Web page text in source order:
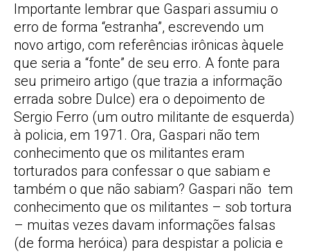
Importante lembrar que Gaspari assumiu o
erro de forma “estranha”, escrevendo um
novo artigo, com referências irônicas àquele
que seria a “fonte” de seu erro. A fonte para
seu primeiro artigo (que trazia a informação
errada sobre Dulce) era o depoimento de
Sergio Ferro (um outro militante de esquerda)
à policia, em 1971. Ora, Gaspari não tem
conhecimento que os militantes eram
torturados para confessar o que sabiam e
também o que não sabiam? Gaspari não tem
conhecimento que os militantes – sob tortura
– muitas vezes davam informações falsas
(de forma heróica) para despistar a policia e